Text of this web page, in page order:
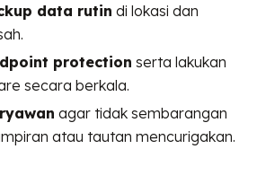
data rutin di lokasi dan
protection serta lakukan
secara berkala.
agar tidak sembarangan
atau tautan mencurigakan.